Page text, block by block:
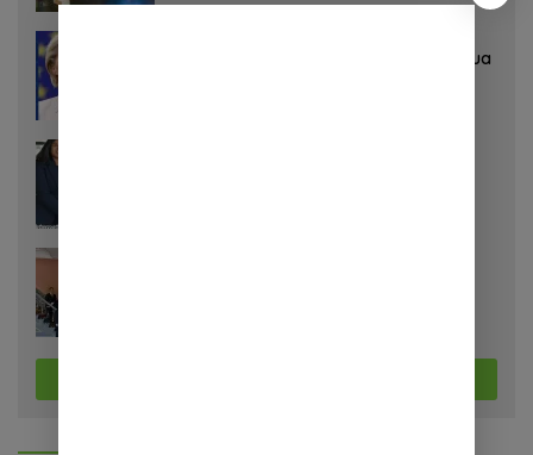
Uni Eropa Hapus Baterai Tanam: Semua